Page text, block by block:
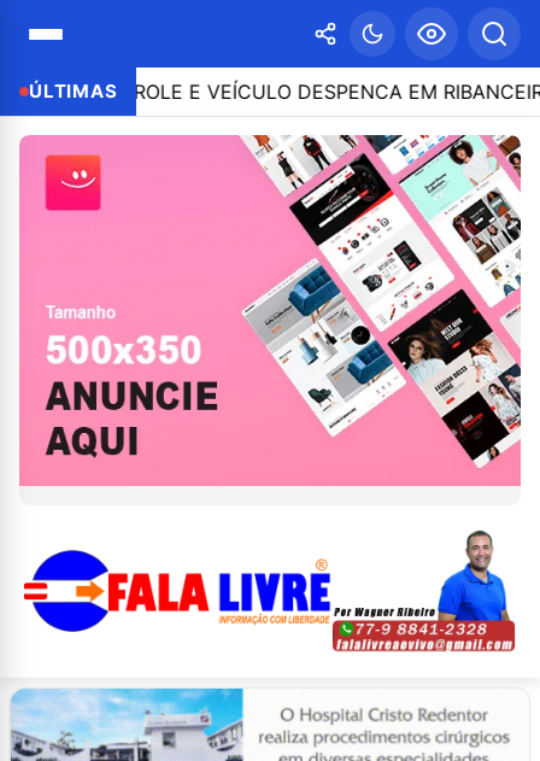
ÚLTIMAS
CONTROLE E VEÍCULO DESPENCA EM RIBANCEIRA